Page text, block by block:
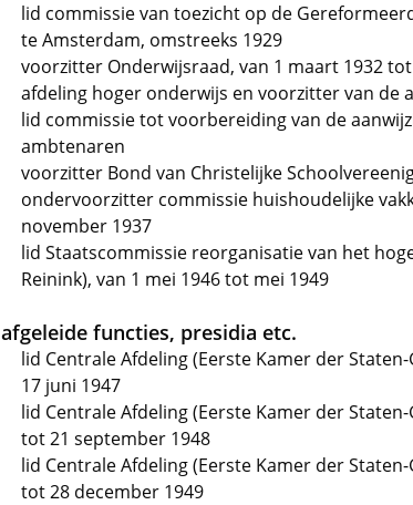
lid commissie van toezicht op de
te Amsterdam, omstreeks 1929
voorzitter Onderwijsraad, van 1 maart 1932
afdeling hoger onderwijs en voorzitter van de
lid commissie tot voorbereiding van de
ambtenaren
voorzitter Bond van Christelijke
ondervoorzitter commissie huishoudelijke
november 1937
lid Staatscommissie reorganisatie van het
Reinink), van 1 mei 1946 tot mei 1949
afgeleide functies, presidia etc.
lid Centrale Afdeling (Eerste Kamer der
17 juni 1947
lid Centrale Afdeling (Eerste Kamer der
tot 21 september 1948
lid Centrale Afdeling (Eerste Kamer der
tot 28 december 1949